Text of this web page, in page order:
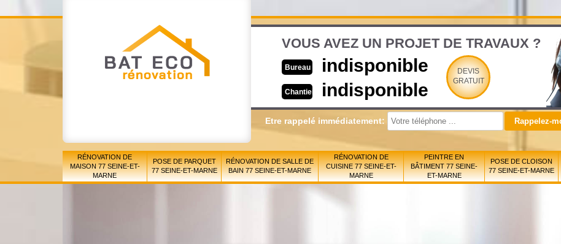
VOUS AVEZ UN PROJET DE TRAVAUX ?
Bureau indisponible
Chantier indisponible
DEVIS
GRATUIT
Etre rappelé immédiatement:
RÉNOVATION DE
MAISON 77 SEINE-ET-
MARNE
POSE DE PARQUET
77 SEINE-ET-MARNE
RÉNOVATION DE SALLE DE
BAIN 77 SEINE-ET-MARNE
RÉNOVATION DE
CUISINE 77 SEINE-ET-
MARNE
PEINTRE EN
BÂTIMENT 77 SEINE-
ET-MARNE
POSE DE CLOISON
77 SEINE-ET-MARNE